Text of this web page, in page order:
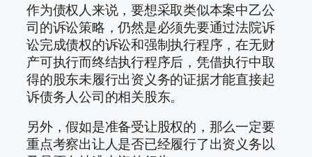
作为债权人来说，要想采取类似本案中乙公
司的诉讼策略，仍然是必须先要通过法院诉
讼完成债权的诉讼和强制执行程序，在无财
产可执行而终结执行程序后，凭借执行中取
得的股东未履行出资义务的证据才能直接起
诉债务人公司的相关股东。
另外，假如是准备受让股权的，那么一定要
重点考察出让人是否已经履行了出资义务以